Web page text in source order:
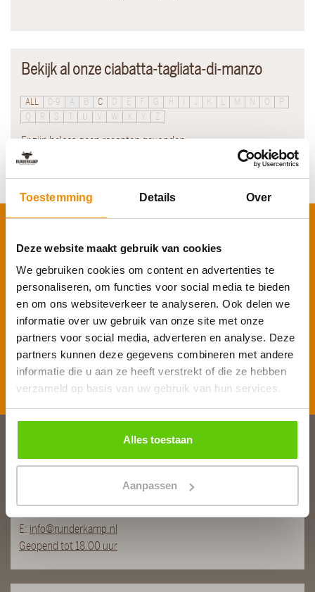
Toestemming Details Over
Deze website maakt gebruik van cookies
We gebruiken cookies om content en advertenties te
personaliseren, om functies voor social media te bieden
en om ons websiteverkeer te analyseren. Ook delen we
informatie over uw gebruik van onze site met onze
partners voor social media, adverteren en analyse. Deze
partners kunnen deze gegevens combineren met andere
informatie die u aan ze heeft verstrekt of die ze hebben
verzameld op basis van uw gebruik van hun services.
Alles toestaan
Aanpassen
Bekijk al onze ciabatta-tagliata-di-manzo
ALL 0-9 A B C D E F G H J K L M N O
P
Q
R S T U V X Y Z
Er zijn helaas geen recepten gevonden.
Voornaam*
E-mailadres*
Inschrijven
Slagerij van Baar
E: info@runderkamp.nl
Geopend tot 18.00 uur